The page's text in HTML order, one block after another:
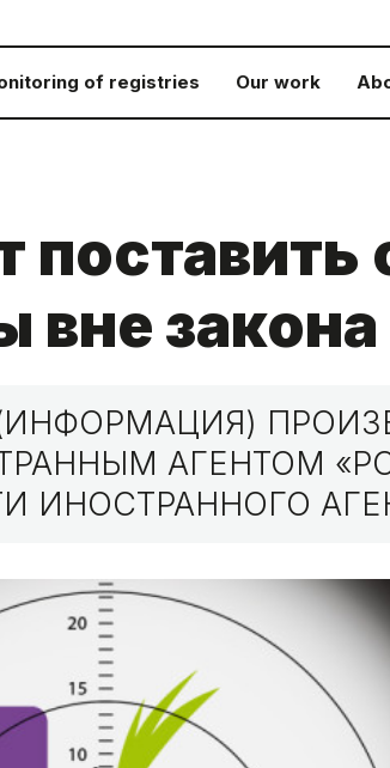
of registries Our work
поставить
вне закона
АГЕНТОМ
ИНОСТРАННОГО